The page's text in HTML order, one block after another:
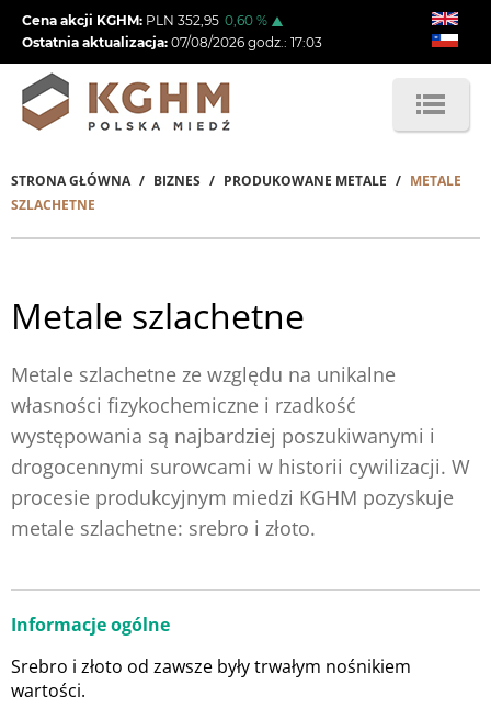
Przejdź
treści
Cena akcji KGHM: PLN 352,95 0,60 %
Ostatnia aktualizacja: 07/08/2026 godz.: 17:03
Ścieżka
nawigacyjna
STRONA GŁÓWNA BIZNES PRODUKOWANE METALE
METALE
SZLACHETNE
Metale szlachetne
Metale szlachetne ze względu na unikalne
własności fizykochemiczne i rzadkość
występowania są najbardziej poszukiwanymi i
drogocennymi surowcami w historii cywilizacji. W
procesie produkcyjnym miedzi KGHM pozyskuje
metale szlachetne: srebro i złoto.
Informacje ogólne
Srebro i złoto od zawsze były trwałym nośnikiem
wartości.